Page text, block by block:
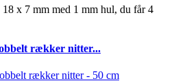
x 7 mm med 1 mm hul, du får 4
rækker nitter...